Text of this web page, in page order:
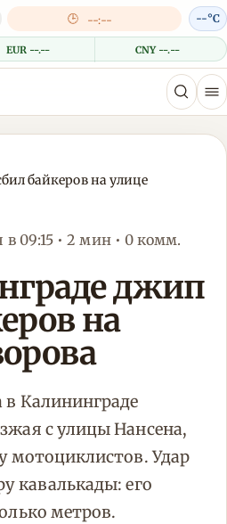
🕒 --:--
EUR --.-- CNY --.--
--°C
байкеров на улице
в 09:15 • 2 мин • 0 комм.
джип
на
в Калининграде
с улицы Нансена,
мотоциклистов. Удар
кавалькады: его
метров.